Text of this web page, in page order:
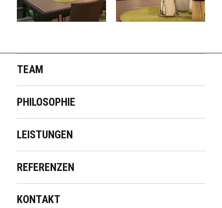
TEAM
PHILOSOPHIE
LEISTUNGEN
REFERENZEN
KONTAKT